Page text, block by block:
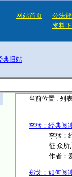
网站首页 | 公法
资料
典旧站
当前位置 : 列
李猛：经典阅
李猛：
征 众所
作者：
郑戈：如何阅